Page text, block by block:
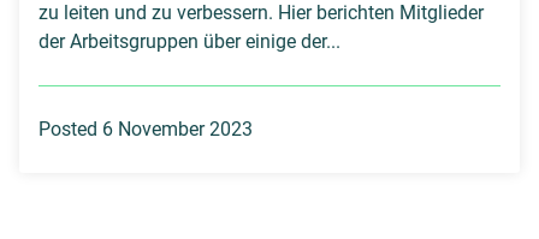
zu leiten und zu verbessern. Hier berichten Mitglieder
der Arbeitsgruppen über einige der...
Posted 6 November 2023